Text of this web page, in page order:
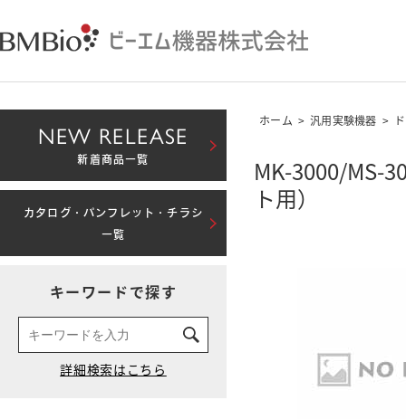
ホーム > 汎用実験機器 >
MK-3000/MS-
ト用）
NEW RELEASE
新着商品一覧
カタログ・パンフレット・チラシ
一覧
キーワードで探す